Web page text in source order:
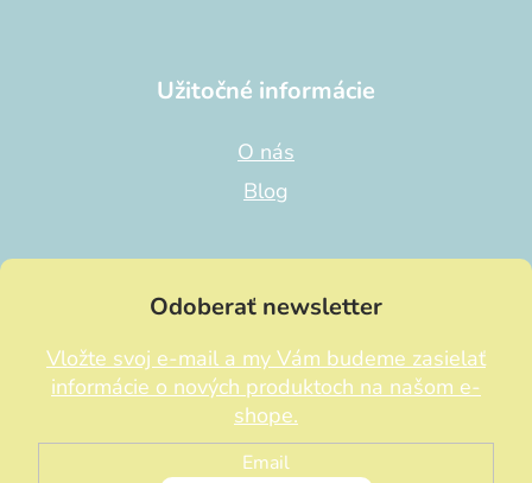
Užitočné informácie
O nás
Blog
Odoberať newsletter
Vložte svoj e-mail a my Vám budeme zasielať
informácie o nových produktoch na našom e-
shope.
Email